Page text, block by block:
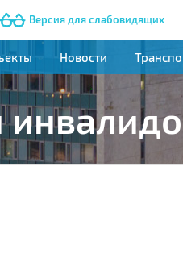
Версия для слабовидящих
Новости